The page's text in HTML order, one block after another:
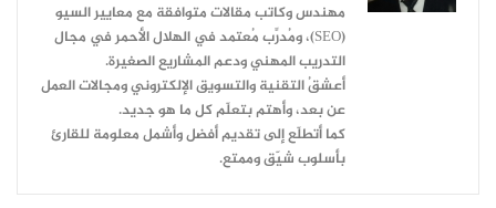
مهندس وكاتب مقالات متوافقة مع معايير السيو
(SEO)، ومُدرِّب مُعتمد في الهلال الأحمر في مجال
التدريب المهني ودعم المشاريع الصغيرة.
أعشقُ التقنية والتسويق الإلكتروني ومجالات العمل
عن بعد، وأهتم بتعلّم كل ما هو جديد.
كما أتطلّع إلى تقديم أفضل وأشمل معلومة للقارئ
بأسلوب شيّق وممتع.